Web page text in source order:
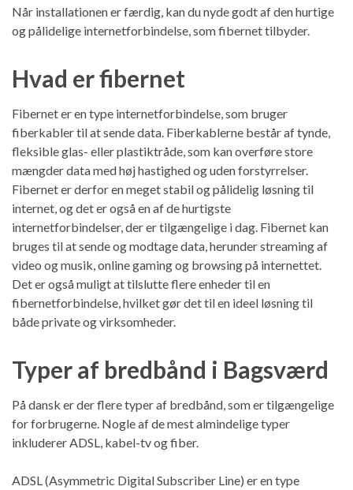
Når installationen er færdig, kan du nyde godt af den hurtige
og pålidelige internetforbindelse, som fibernet tilbyder.
Hvad er fibernet
Fibernet er en type internetforbindelse, som bruger
fiberkabler til at sende data. Fiberkablerne består af tynde,
fleksible glas- eller plastiktråde, som kan overføre store
mængder data med høj hastighed og uden forstyrrelser.
Fibernet er derfor en meget stabil og pålidelig løsning til
internet, og det er også en af de hurtigste
internetforbindelser, der er tilgængelige i dag. Fibernet kan
bruges til at sende og modtage data, herunder streaming af
video og musik, online gaming og browsing på internettet.
Det er også muligt at tilslutte flere enheder til en
fibernetforbindelse, hvilket gør det til en ideel løsning til
både private og virksomheder.
Typer af bredbånd i Bagsværd
På dansk er der flere typer af bredbånd, som er tilgængelige
for forbrugerne. Nogle af de mest almindelige typer
inkluderer ADSL, kabel-tv og fiber.
ADSL (Asymmetric Digital Subscriber Line) er en type